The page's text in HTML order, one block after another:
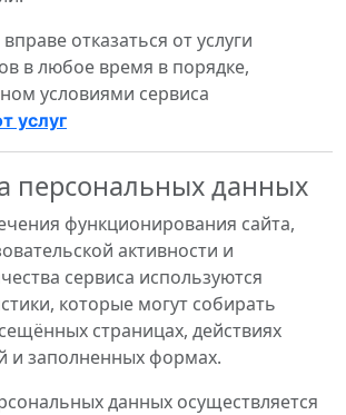
отказаться от услуги
в любое время в порядке,
условиями сервиса
услуг
персональных данных
функционирования сайта,
активности и
сервиса используются
которые могут собирать
страницах, действиях
и заполненных формах.
данных осуществляется